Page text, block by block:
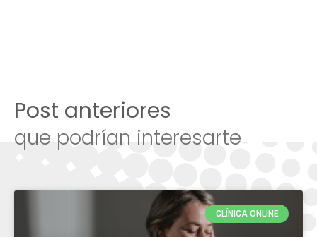
Post anteriores
que podrían interesarte
CLÍNICA ONLINE